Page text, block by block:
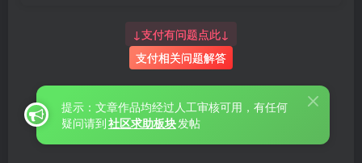
↓支付有问题点此↓
支付相关问题解答
提示：文章作品均经过人工审核可用，有任何
疑问请到社区求助板块发帖